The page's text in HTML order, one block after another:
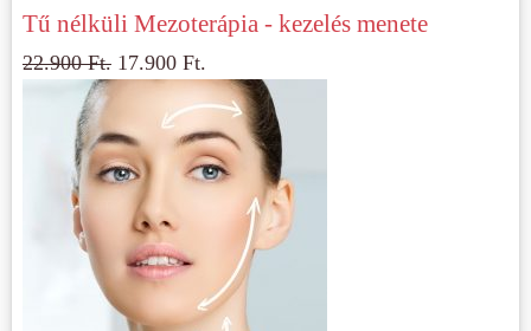
Tű nélküli Mezoterápia - kezelés menete
22.900Ft. 17.900Ft.